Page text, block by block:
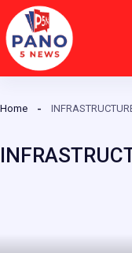
Passer
au
contenu
Home